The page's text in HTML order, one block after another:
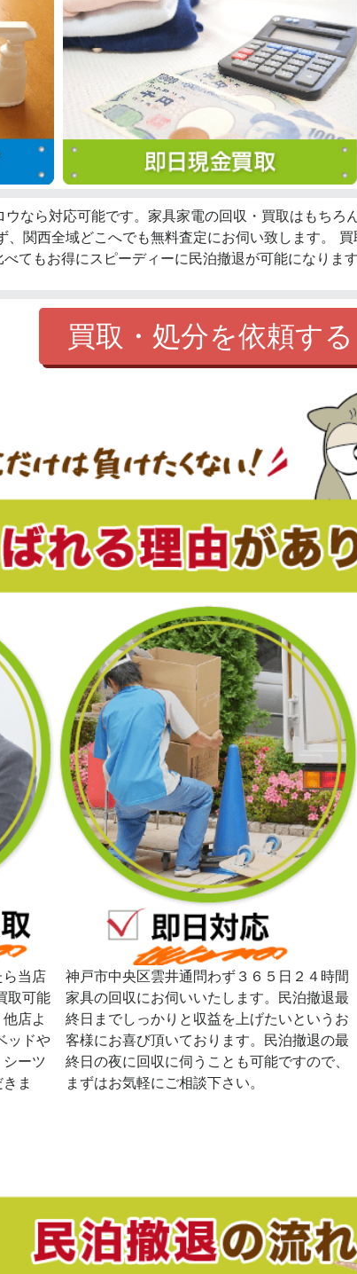
なら対応可能です。家具家電の回収・買取はもちろ
、関西全域どこへでも無料査定にお伺い致します。
てもお得にスピーディーに民泊撤退が可能になりま
買取・処分を依頼する
当店
取可能
店よ
ッドや
ーツ
ま
神戸市中央区雲井通問わず３６５日２４時間
家具の回収にお伺いいたします。民泊撤退最
終日までしっかりと収益を上げたいというお
客様にお喜び頂いております。民泊撤退の最
終日の夜に回収に伺うことも可能ですので、
まずはお気軽にご相談下さい。